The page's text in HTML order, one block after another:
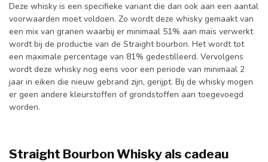
Deze whisky is een specifieke variant die dan ook aan een aantal
voorwaarden moet voldoen. Zo wordt deze whisky gemaakt van
een mix van granen waarbij er minimaal 51% aan maïs verwerkt
wordt bij de productie van de Straight bourbon. Het wordt tot
een maximale percentage van 81% gedestilleerd. Vervolgens
wordt deze whisky nog eens voor een periode van minimaal 2
jaar in eiken die nieuw gebrand zijn, gerijpt. Bij de whisky mogen
er geen andere kleurstoffen of grondstoffen aan toegevoegd
worden.
Straight Bourbon Whisky als cadeau